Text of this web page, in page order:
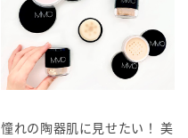
憧れの陶器肌に見せたい！ 美